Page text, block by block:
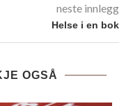
neste innlegg
Helse i en bok
OGSÅ